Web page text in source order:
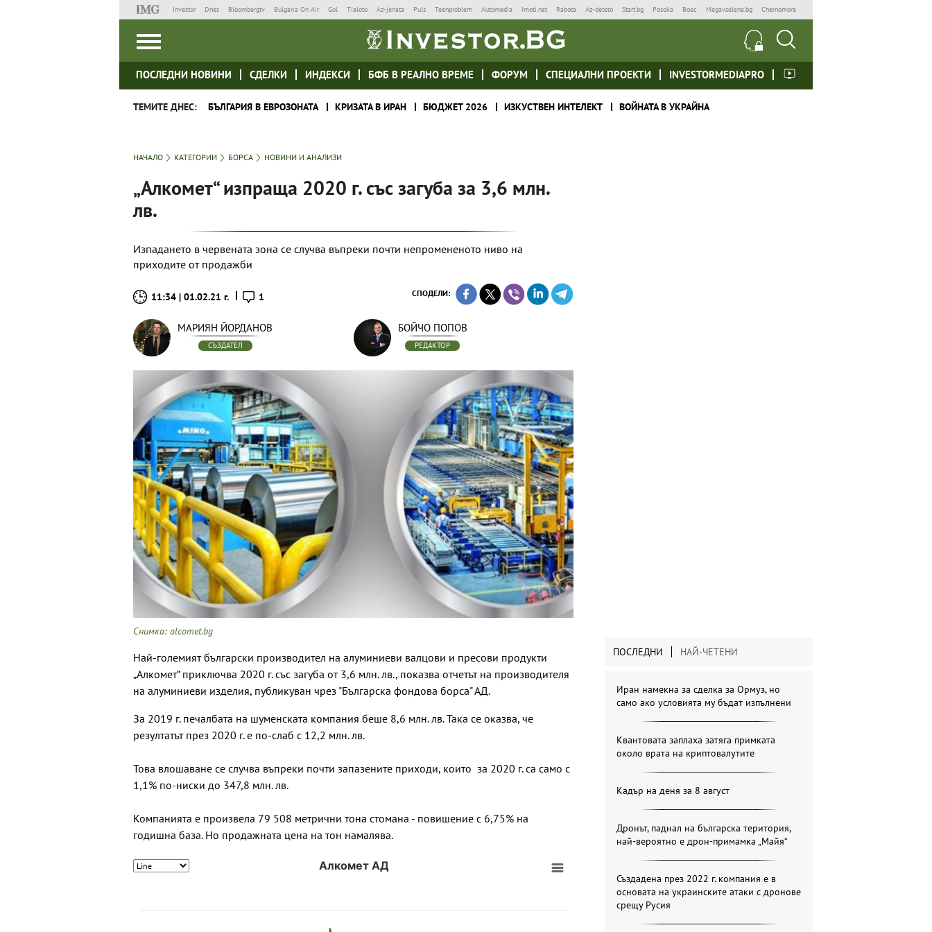
Investor Dnes Bloombergtv Bulgaria On Air Gol Tialoto Az-jenata Puls Teenproblem Automedia Imoti.net Rabota Az-deteto Start.bg Posoka Boec Megavselena.bg Chernomore
ПОСЛЕДНИ НОВИНИ СДЕЛКИ ИНДЕКСИ БФБ В РЕАЛНО ВРЕМЕ ФОРУМ СПЕЦИАЛНИ ПРОЕКТИ INVESTORMEDIAPRO
ТЕМИТЕ ДНЕС: БЪЛГАРИЯ В ЕВРОЗОНАТА КРИЗАТА В ИРАН БЮДЖЕТ 2026 ИЗКУСТВЕН ИНТЕЛЕКТ ВОЙНАТА В УКРАЙНА
НАЧАЛО КАТЕГОРИИ БОРСА НОВИНИ И АНАЛИЗИ
„Алкомет“ изпраща 2020 г. със загуба за 3,6 млн.
лв.
Изпадането в червената зона се случва въпреки почти непромененото ниво на
приходите от продажби
11:34 | 01.02.21 г. 1 СПОДЕЛИ:
МАРИЯН ЙОРДАНОВ
СЪЗДАТЕЛ
БОЙЧО ПОПОВ
РЕДАКТОР
Снимка: alcomet.bg
Най-големият български производител на алуминиеви валцови и пресови продукти
„Алкомет“ приключва 2020 г. със загуба от 3,6 млн. лв., показва отчетът на производителя
на алуминиеви изделия, публикуван чрез "Българска фондова борса" АД.
За 2019 г. печалбата на шуменската компания беше 8,6 млн. лв. Така се оказва, че
резултатът през 2020 г. е по-слаб с 12,2 млн. лв.
Това влошаване се случва въпреки почти запазените приходи, които за 2020 г. са само с
1,1% по-ниски до 347,8 млн. лв.
Компанията е произвела 79 508 метрични тона стомана - повишение с 6,75% на
годишна база. Но продажната цена на тон намалява.
Алкомет АД
ПОСЛЕДНИ НАЙ-ЧЕТЕНИ
Иран намекна за сделка за Ормуз, но
само ако условията му бъдат изпълнени
Квантовата заплаха затяга примката
около врата на криптовалутите
Кадър на деня за 8 август
Дронът, паднал на българска територия,
най-вероятно е дрон-примамка „Майя“
Създадена през 2022 г. компания е в
основата на украинските атаки с дронове
срещу Русия